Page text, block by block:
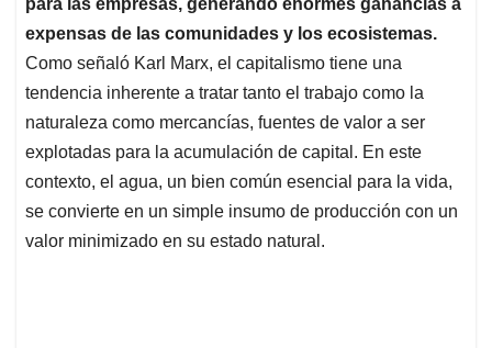
para las empresas, generando enormes ganancias a
expensas de las comunidades y los ecosistemas.
Como señaló Karl Marx, el capitalismo tiene una
tendencia inherente a tratar tanto el trabajo como la
naturaleza como mercancías, fuentes de valor a ser
explotadas para la acumulación de capital. En este
contexto, el agua, un bien común esencial para la vida,
se convierte en un simple insumo de producción con un
valor minimizado en su estado natural.